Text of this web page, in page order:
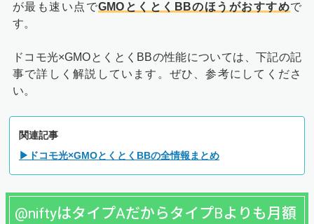
が最も速い点でGMOとくとくBBのほうがおすすめで
す。
ドコモ光×GMOとくとくBBの性能については、下記の記
事で詳しく解説しています。ぜひ、参考にしてくださ
い。
関連記事
▶ドコモ光×GMOとくとくBBの全情報まとめ
@niftyはタイプAだからタイプBよりも月額